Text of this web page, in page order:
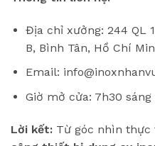
Địa chỉ xưởng: 244 QL
B, Bình Tân, Hồ Chí
Email:
Giờ mở cửa: 7h30
Lời kết: Từ góc nhìn thực